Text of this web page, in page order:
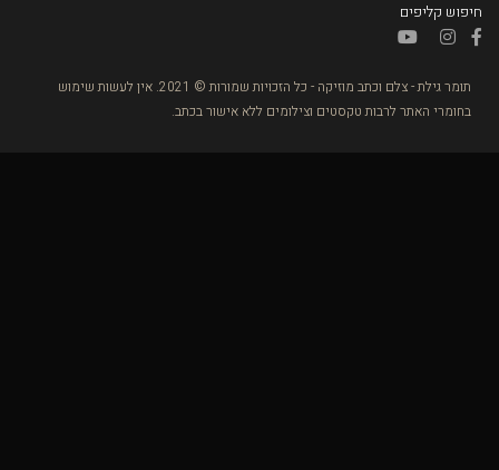
חיפוש קליפים
תומר גילת - צלם וכתב מוזיקה - כל הזכויות שמורות © 2021. אין לעשות שימוש
בחומרי האתר לרבות טקסטים וצילומים ללא אישור בכתב.